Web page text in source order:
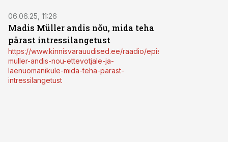
06.06.25, 11:26
Madis Müller andis nõu, mida teha
pärast intressilangetust
https://www.kinnisvarauudised.ee/raadio/episood/madis-
muller-andis-nou-ettevotjale-ja-
laenuomanikule-mida-teha-parast-
intressilangetust